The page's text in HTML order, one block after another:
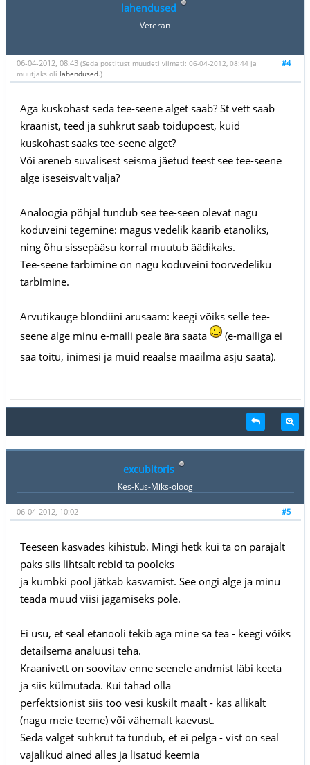
lahendused
Veteran
#4
06-04-2012, 08:43 (Seda postitust muudeti viimati: 06-04-2012, 08:44 ja
muutjaks oli lahendused.)
Aga kuskohast seda tee-seene alget saab? St vett saab
kraanist, teed ja suhkrut saab toidupoest, kuid
kuskohast saaks tee-seene alget?
Või areneb suvalisest seisma jäetud teest see tee-seene
alge iseseisvalt välja?
Analoogia põhjal tundub see tee-seen olevat nagu
koduveini tegemine: magus vedelik käärib etanoliks,
ning õhu sissepääsu korral muutub äädikaks.
Tee-seene tarbimine on nagu koduveini toorvedeliku
tarbimine.
Arvutikauge blondiini arusaam: keegi võiks selle tee-
seene alge minu e-maili peale ära saata
(e-mailiga ei
saa toitu, inimesi ja muid reaalse maailma asju saata).
excubitoris
Kes-Kus-Miks-oloog
#5
06-04-2012, 10:02
Teeseen kasvades kihistub. Mingi hetk kui ta on parajalt
paks siis lihtsalt rebid ta pooleks
ja kumbki pool jätkab kasvamist. See ongi alge ja minu
teada muud viisi jagamiseks pole.
Ei usu, et seal etanooli tekib aga mine sa tea - keegi võiks
detailsema analüüsi teha.
Kraanivett on soovitav enne seenele andmist läbi keeta
ja siis külmutada. Kui tahad olla
perfektsionist siis too vesi kuskilt maalt - kas allikalt
(nagu meie teeme) või vähemalt kaevust.
Seda valget suhkrut ta tundub, et ei pelga - vist on seal
vajalikud ained alles ja lisatud keemia